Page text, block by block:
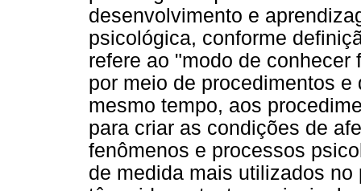
desenvolvimento e
psicológica, conforme
refere ao "modo de
por meio de procedimentos
mesmo tempo, aos
para criar as condições de
fenômenos e processos
de medida mais utilizados